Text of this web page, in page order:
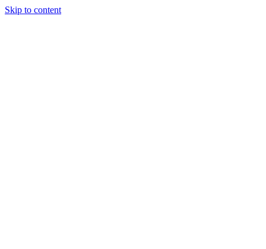
Skip to content